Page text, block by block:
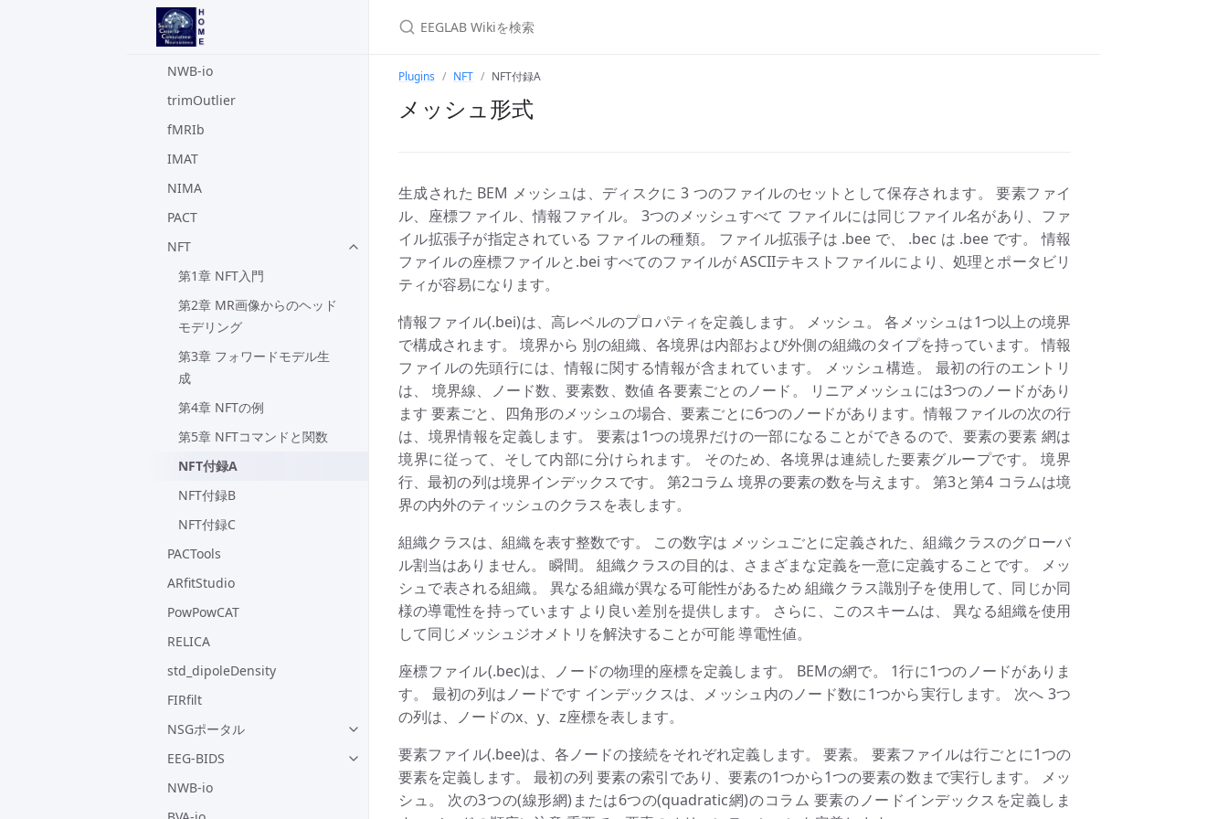
CleanLine
EEGstats
NWB-io
trimOutlier
fMRIb
IMAT
NIMA
PACT
NFT
第1章 NFT入門
第2章 MR画像からのヘッド
モデリング
第3章 フォワードモデル生
成
第4章 NFTの例
第5章 NFTコマンドと関数
NFT付録A
NFT付録B
NFT付録C
PACTools
ARfitStudio
PowPowCAT
RELICA
std_dipoleDensity
FIRfilt
NSGポータル
EEG-BIDS
NWB-io
Plugins NFT NFT付録A
メッシュ形式
生成された BEM メッシュは、ディスクに 3 つのファイルのセットとして保存されます。 要素ファイ
ル、座標ファイル、情報ファイル。 3つのメッシュすべて ファイルには同じファイル名があり、ファ
イル拡張子が指定されている ファイルの種類。 ファイル拡張子は .bee で、 .bec は .bee です。 情報
ファイルの座標ファイルと.bei すべてのファイルが ASCIIテキストファイルにより、処理とポータビリ
ティが容易になります。
情報ファイル(.bei)は、高レベルのプロパティを定義します。 メッシュ。 各メッシュは1つ以上の境界
で構成されます。 境界から 別の組織、各境界は内部および外側の組織のタイプを持っています。 情報
ファイルの先頭行には、情報に関する情報が含まれています。 メッシュ構造。 最初の行のエントリ
は、 境界線、ノード数、要素数、数値 各要素ごとのノード。 リニアメッシュには3つのノードがあり
ます 要素ごと、四角形のメッシュの場合、要素ごとに6つのノードがあります。情報ファイルの次の行
は、境界情報を定義します。 要素は1つの境界だけの一部になることができるので、要素の要素 網は
境界に従って、そして内部に分けられます。 そのため、各境界は連続した要素グループです。 境界
行、最初の列は境界インデックスです。 第2コラム 境界の要素の数を与えます。 第3と第4 コラムは境
界の内外のティッシュのクラスを表します。
組織クラスは、組織を表す整数です。 この数字は メッシュごとに定義された、組織クラスのグローバ
ル割当はありません。 瞬間。 組織クラスの目的は、さまざまな定義を一意に定義することです。 メッ
シュで表される組織。 異なる組織が異なる可能性があるため 組織クラス識別子を使用して、同じか同
様の導電性を持っています より良い差別を提供します。 さらに、このスキームは、 異なる組織を使用
して同じメッシュジオメトリを解決することが可能 導電性値。
座標ファイル(.bec)は、ノードの物理的座標を定義します。 BEMの網で。 1行に1つのノードがありま
す。 最初の列はノードです インデックスは、メッシュ内のノード数に1つから実行します。 次へ 3つ
の列は、ノードのx、y、z座標を表します。
要素ファイル(.bee)は、各ノードの接続をそれぞれ定義します。 要素。 要素ファイルは行ごとに1つの
要素を定義します。 最初の列 要素の索引であり、要素の1つから1つの要素の数まで実行します。 メッ
シュ。 次の3つの(線形網)または6つの(quadratic網)のコラム 要素のノードインデックスを定義しま